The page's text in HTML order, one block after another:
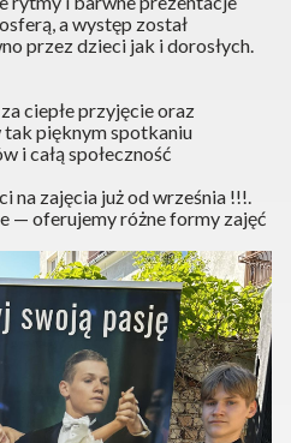
a występ został
przez dzieci jak i dorosłych.
ciepłe przyjęcie oraz
tak pięknym spotkaniu
i całą społeczność
na zajęcia już od września !!!.
— oferujemy różne formy zajęć